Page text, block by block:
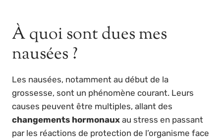
À quoi sont dues mes
nausées ?
Les nausées, notamment au début de la
grossesse, sont un phénomène courant. Leurs
causes peuvent être multiples, allant des
changements hormonaux au stress en passant
par les réactions de protection de l’organisme face